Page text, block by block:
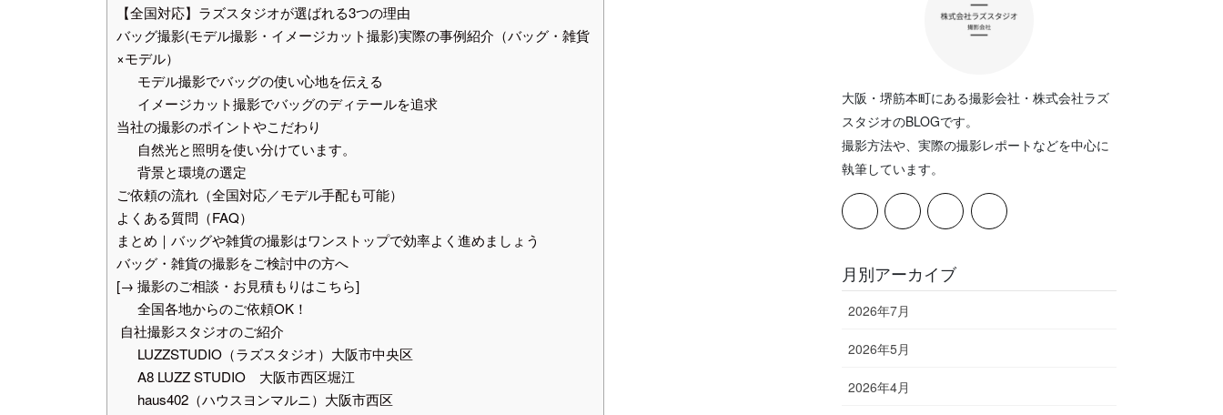
【全国対応】ラズスタジオが選ばれる3つの理由
バッグ撮影(モデル撮影・イメージカット撮影)実際の事例紹介（バッグ・雑貨
×モデル）
モデル撮影でバッグの使い心地を伝える
イメージカット撮影でバッグのディテールを追求
当社の撮影のポイントやこだわり
自然光と照明を使い分けています。
背景と環境の選定
ご依頼の流れ（全国対応／モデル手配も可能）
よくある質問（FAQ）
まとめ｜バッグや雑貨の撮影はワンストップで効率よく進めましょう
バッグ・雑貨の撮影をご検討中の方へ
[→ 撮影のご相談・お見積もりはこちら]
全国各地からのご依頼OK！
自社撮影スタジオのご紹介
LUZZSTUDIO（ラズスタジオ）大阪市中央区
A8 LUZZ STUDIO 大阪市西区堀江
haus402（ハウスヨンマルニ）大阪市西区
大阪・堺筋本町にある撮影会社・株式会社ラズ
スタジオのBLOGです。
撮影方法や、実際の撮影レポートなどを中心に
執筆しています。
月別アーカイブ
2026年7月
2026年5月
2026年4月